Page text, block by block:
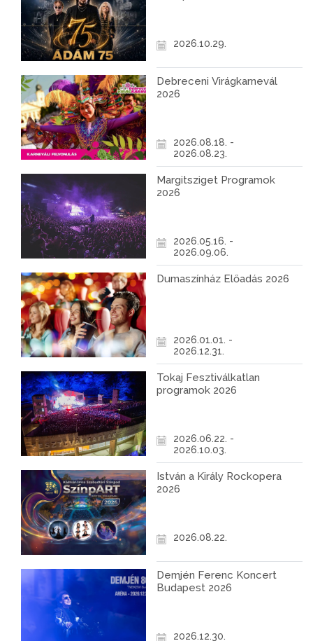
2026.10.29.
Debreceni Virágkarnevál
2026
2026.08.18. -
2026.08.23.
Margitsziget Programok
2026
2026.05.16. -
2026.09.06.
Dumaszínház Előadás 2026
2026.01.01. -
2026.12.31.
Tokaj Fesztiválkatlan
programok 2026
2026.06.22. -
2026.10.03.
István a Király Rockopera
2026
2026.08.22.
Demjén Ferenc Koncert
Budapest 2026
2026.12.30.